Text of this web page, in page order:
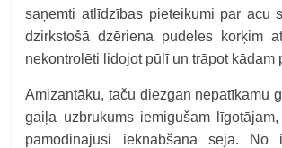
saņemti atlīdzības pieteikumi par acu
dzirkstošā dzēriena pudeles korķim
nekontrolēti lidojot pūlī un trāpot kādam
Amizantāku, taču diezgan nepatīkamu
gaiļa uzbrukums iemigušam
pamodinājusi ieknābšana sejā. No